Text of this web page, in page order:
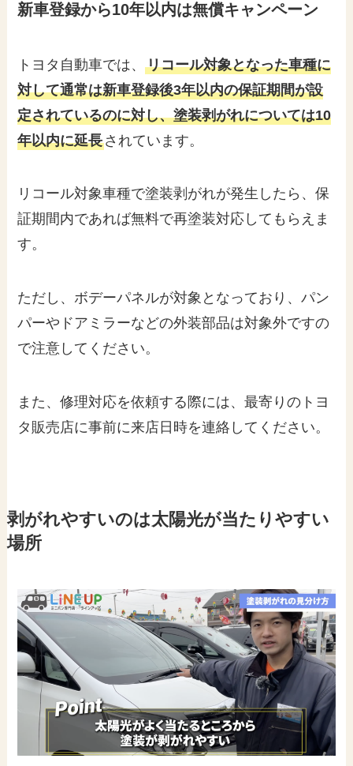
新車登録から10年以内は無償キャンペーン
トヨタ自動車では、リコール対象となった車種に
対して通常は新車登録後3年以内の保証期間が設
定されているのに対し、塗装剥がれについては10
年以内に延長されています。
リコール対象車種で塗装剥がれが発生したら、保
証期間内であれば無料で再塗装対応してもらえま
す。
ただし、ボデーパネルが対象となっており、パン
パーやドアミラーなどの外装部品は対象外ですの
で注意してください。
また、修理対応を依頼する際には、最寄りのトヨ
タ販売店に事前に来店日時を連絡してください。
剥がれやすいのは太陽光が当たりやすい
場所